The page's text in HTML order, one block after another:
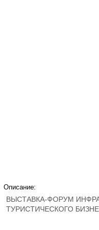
Описание:
ВЫСТАВКА-ФОРУМ
ТУРИСТИЧЕСКОГО